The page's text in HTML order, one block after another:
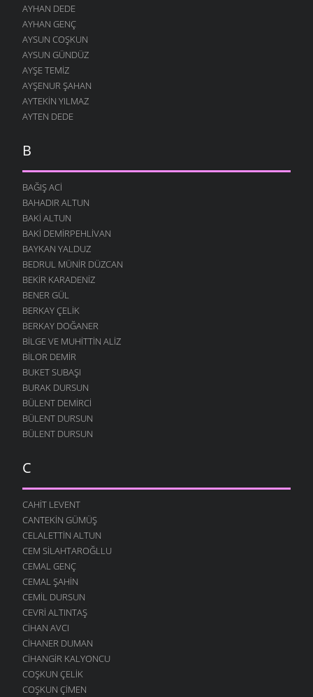
AYHAN DEDE
AYHAN GENÇ
AYSUN COŞKUN
AYSUN GÜNDÜZ
AYŞE TEMIZ
AYŞENUR ŞAHAN
AYTEKIN YILMAZ
AYTEN DEDE
B
BAĞIŞ ACI
BAHADIR ALTUN
BAKI ALTUN
BAKI DEMIRPEHLIVAN
BAYKAN YALDUZ
BEDRUL MÜNIR DÜZCAN
BEKIR KARADENIZ
BENER GÜL
BERKAY ÇELIK
BERKAY DOĞANER
BILGE VE MUHITTIN ALIZ
BILOR DEMIR
BUKET SUBAŞI
BURAK DURSUN
BÜLENT DEMIRCI
BÜLENT DURSUN
BÜLENT DURSUN
C
CAHIT LEVENT
CANTEKIN GÜMÜŞ
CELALETTIN ALTUN
CEM SILAHTAROĞLLU
CEMAL GENÇ
CEMAL ŞAHIN
CEMIL DURSUN
CEVRI ALTINTAŞ
CIHAN AVCI
CIHANER DUMAN
CIHANGIR KALYONCU
COŞKUN ÇELIK
COŞKUN ÇIMEN